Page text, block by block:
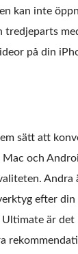
kan inte
på din
sätt att
och
Andra
efter
är